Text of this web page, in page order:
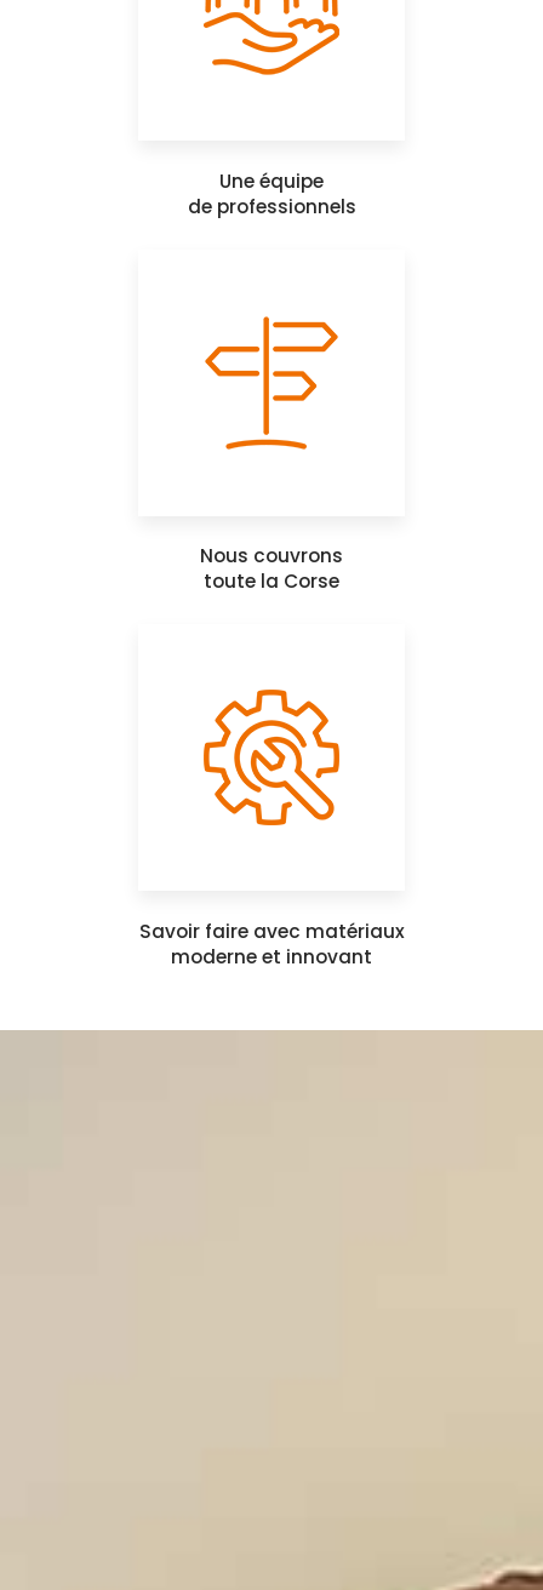
Une équipe
de professionnels
Nous couvrons
toute la Corse
Savoir faire avec matériaux
moderne et innovant